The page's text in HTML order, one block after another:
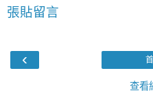
張貼留言
‹
查看